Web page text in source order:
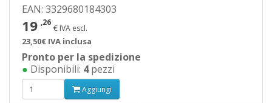
EAN: 3329680184303
19 ,26
€ IVA escl.
23,50€ IVA inclusa
Pronto per la spedizione
● Disponibili: 4pezzi
Aggiungi